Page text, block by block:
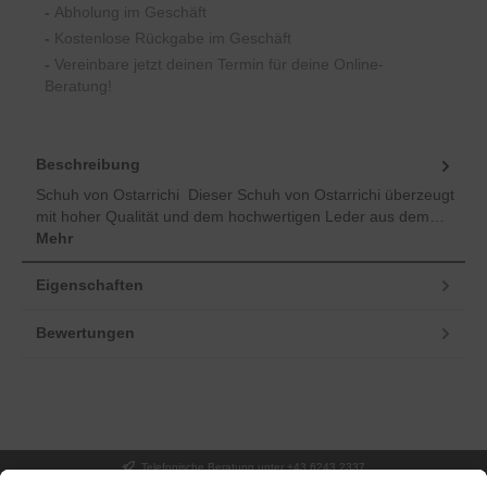
- Abholung im Geschäft
- Kostenlose Rückgabe im Geschäft
- Vereinbare jetzt deinen Termin für deine Online-
Beratung!
Beschreibung
Schuh von Ostarrichi Dieser Schuh von Ostarrichi überzeugt
mit hoher Qualität und dem hochwertigen Leder aus dem…
Mehr
Eigenschaften
Bewertungen
Telefonische Beratung unter +43 6243 2337